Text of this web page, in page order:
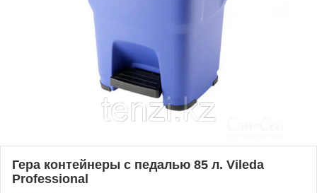
Гера контейнеры с педалью 85 л. Vileda
Professional